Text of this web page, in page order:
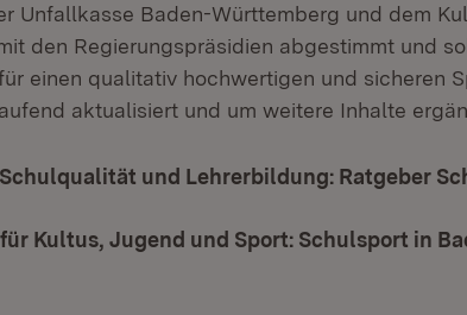
Unfallkasse Baden-Württemberg und dem
den Regierungspräsidien abgestimmt und
einen qualitativ hochwertigen und sicheren
aktualisiert und um weitere Inhalte
und Lehrerbildung: Ratgeber
Kultus, Jugend und Sport: Schulsport in